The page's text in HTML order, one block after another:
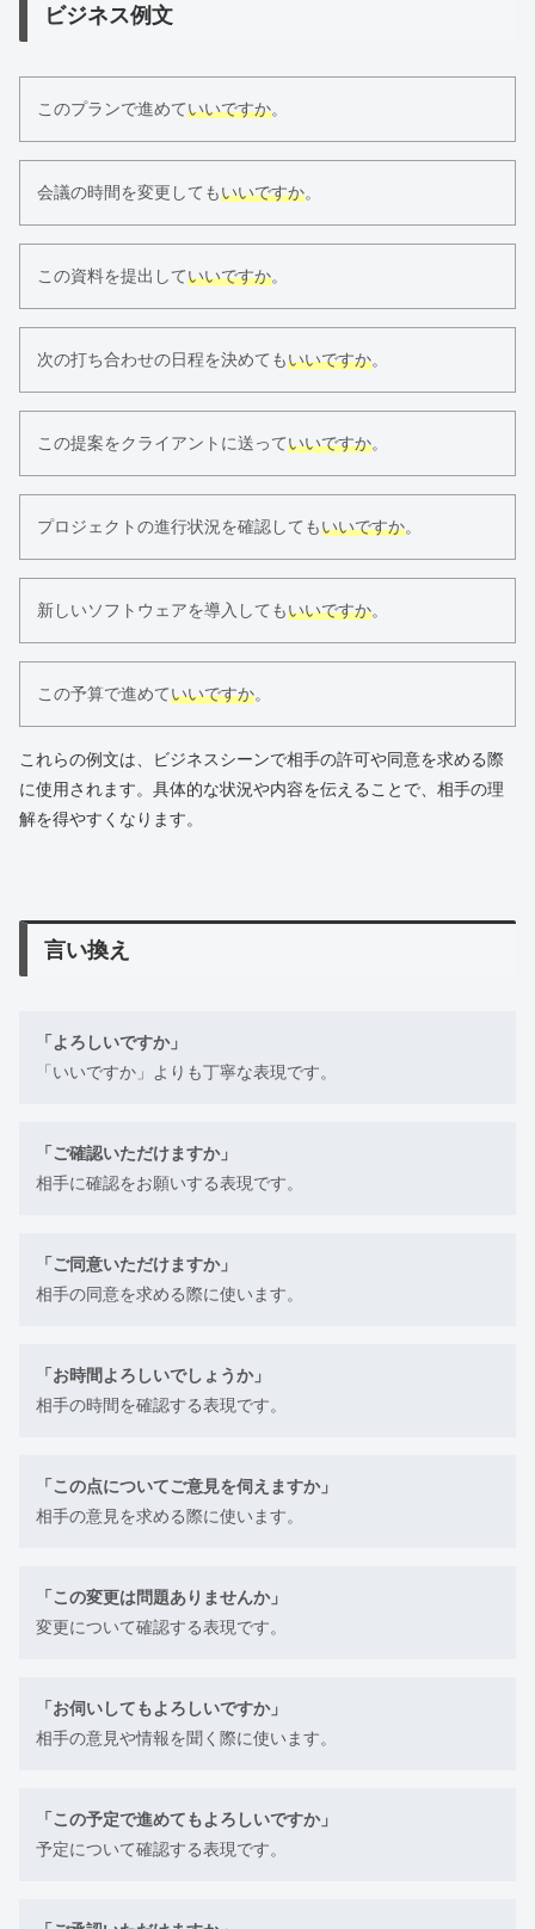
ビジネス例文
このプランで進めていいですか。
会議の時間を変更してもいいですか。
この資料を提出していいですか。
次の打ち合わせの日程を決めてもいいですか。
この提案をクライアントに送っていいですか。
プロジェクトの進行状況を確認してもいいですか。
新しいソフトウェアを導入してもいいですか。
この予算で進めていいですか。
これらの例文は、ビジネスシーンで相手の許可や同意を求める際
に使用されます。具体的な状況や内容を伝えることで、相手の理
解を得やすくなります。
言い換え
「よろしいですか」
「いいですか」よりも丁寧な表現です。
「ご確認いただけますか」
相手に確認をお願いする表現です。
「ご同意いただけますか」
相手の同意を求める際に使います。
「お時間よろしいでしょうか」
相手の時間を確認する表現です。
「この点についてご意見を伺えますか」
相手の意見を求める際に使います。
「この変更は問題ありませんか」
変更について確認する表現です。
「お伺いしてもよろしいですか」
相手の意見や情報を聞く際に使います。
「この予定で進めてもよろしいですか」
予定について確認する表現です。